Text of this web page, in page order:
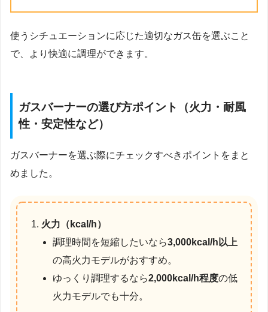
使うシチュエーションに応じた適切なガス缶を選ぶこと
で、より快適に調理ができます。
ガスバーナーの選び方ポイント（火力・耐風
性・安定性など）
ガスバーナーを選ぶ際にチェックすべきポイントをまと
めました。
火力（kcal/h）
調理時間を短縮したいなら3,000kcal/h以上
の高火力モデルがおすすめ。
ゆっくり調理するなら2,000kcal/h程度の低
火力モデルでも十分。